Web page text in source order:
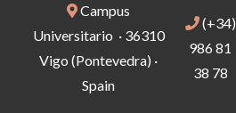
Campus
Universitario · 36310
Vigo (Pontevedra) ·
Spain
(+34)
986 81
38 78